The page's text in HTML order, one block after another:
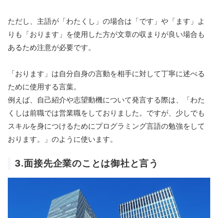
ただし、主語が「わたくし」の場合は「です」や「ます」よ
りも「おります」を使用した方が文章の収まりが良い場合も
あるため注意が必要です。
「おります」は自分自身の言動を相手に対して丁寧に述べる
ために使用する言葉。
例えば、自己紹介や志望動機について発言する際は、「わた
くしは前職では営業職をしておりました。ですが、少しでも
スキルを身につけるためにプログラミング言語の勉強をして
おります。」のように使います。
3.面接先企業のことは御社と言う